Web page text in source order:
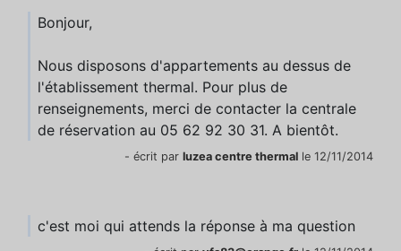
Bonjour,
Nous disposons d'appartements au dessus de
l'établissement thermal. Pour plus de
renseignements, merci de contacter la centrale
de réservation au 05 62 92 30 31. A bientôt.
- écrit par luzea centre thermal le 12/11/2014
c'est moi qui attends la réponse à ma question